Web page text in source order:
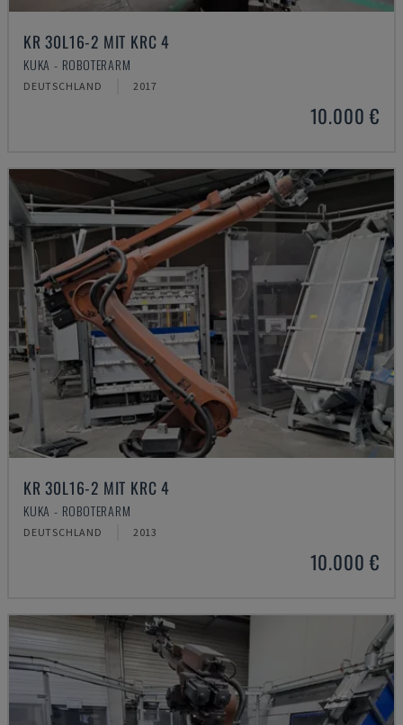
KR 30L16-2 MIT KRC 4
KUKA - ROBOTERARM
DEUTSCHLAND 2017
10.000 €
KR 30L16-2 MIT KRC 4
KUKA - ROBOTERARM
DEUTSCHLAND 2013
10.000 €